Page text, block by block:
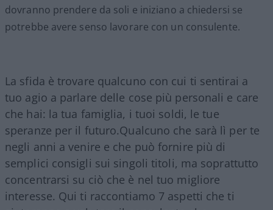
dovranno prendere da soli e iniziano a chiedersi se
potrebbe avere senso lavorare con un consulente.
La sfida è trovare qualcuno con cui ti sentirai a
tuo agio a parlare delle cose più personali e care
che hai: la tua famiglia, i tuoi soldi, le tue
speranze per il futuro.Qualcuno che sarà lì per te
negli anni a venire e che può fornire più di
semplici consigli sui singoli titoli, ma soprattutto
concentrarsi su ciò che è nel tuo migliore
interesse. Qui ti raccontiamo 7 aspetti che ti